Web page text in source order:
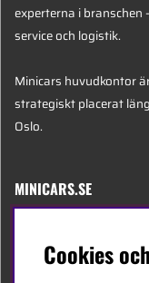
experterna i
service och logistik.
Minicars huvudkontor
strategiskt placerat
Oslo.
MINICARS.SE
Cookies